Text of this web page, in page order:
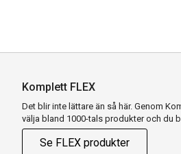
Komplett FLEX
Det blir inte lättare än så här. Genom
välja bland 1000-tals produkter och du
Se FLEX produkter